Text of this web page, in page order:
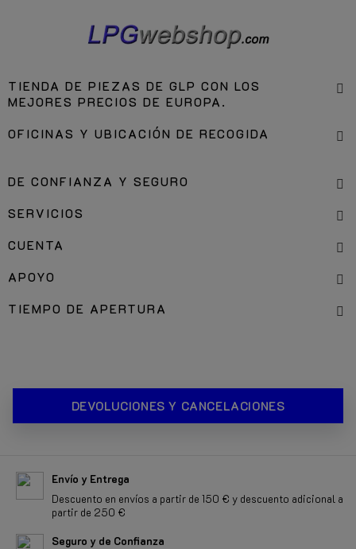
TIENDA DE PIEZAS DE GLP CON LOS
MEJORES PRECIOS DE EUROPA.
OFICINAS Y UBICACIÓN DE RECOGIDA
DE CONFIANZA Y SEGURO
SERVICIOS
CUENTA
APOYO
TIEMPO DE APERTURA
DEVOLUCIONES Y CANCELACIONES
Envío y Entrega
Descuento en envíos a partir de 150 € y descuento adicional a
partir de 250 €
Seguro y de Confianza